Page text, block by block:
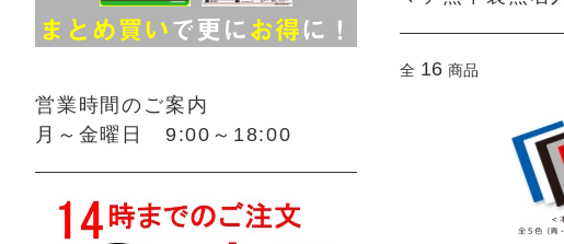
全 16 商品
営業時間のご案内
月～金曜日 9:00～18:00